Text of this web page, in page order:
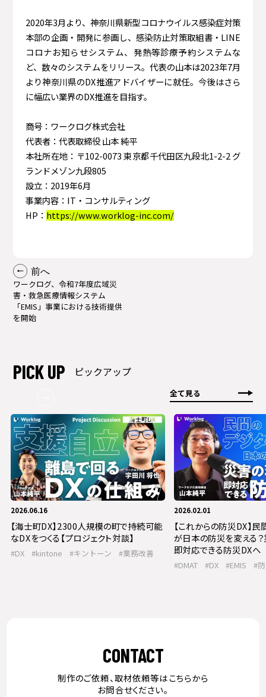
2020年3月より、神奈川県新型コロナウイルス感染症対策
本部の企画・開発に参画し、感染防止対策取組書・LINE
コロナお知らせシステム、発熱等診療予約システムな
ど、数々のシステムをリリース。代表の山本は2023年7月
より神奈川県のDX推進アドバイザーに就任。今後はさら
に幅広い業界のDX推進を目指す。
商号：ワークログ株式会社
代表者：代表取締役 山本 純平
本社所在地：〒102-0073 東京都千代田区九段北1-2-2 グ
ランドメゾン九段805
設立：2019年6月
事業内容：IT・コンサルティング
HP： https://www.worklog-inc.com/
前へ
ワークログ、令和7年度広域災
害・救急医療情報システム
「EMIS」事業における技術提供
を開始
PICK UP ピックアップ
全て見る
2026.06.16
【海士町DX】2300人規模の町で持続可能
なDXをつくる【プロジェクト対談】
#DX #kintone #キントーン #業務改善
2026.02.01
【これからの防災DX】
が日本の防災を変える
即対応できる防災DXへ
#DMAT #DX #EMIS #
CONTACT
制作のご依頼、取材依頼等はこちらから
お問合せください。